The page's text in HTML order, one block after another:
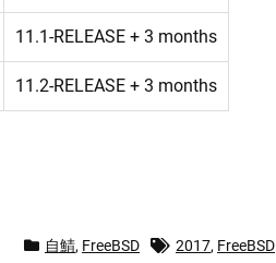
11.1-RELEASE + 3 months
11.2-RELEASE + 3 months
自鯖, FreeBSD 2017, FreeBSD